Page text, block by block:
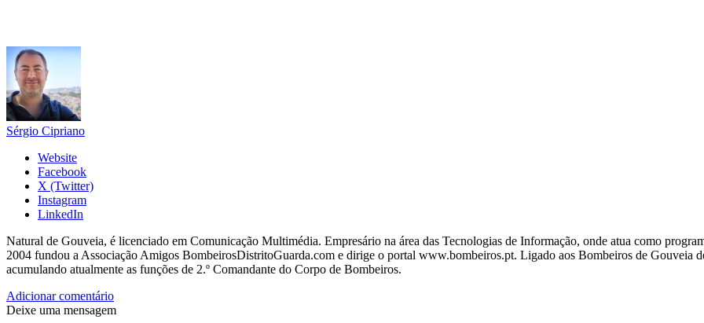
Sérgio Cipriano
Website
Facebook
X (Twitter)
Instagram
LinkedIn
Natural de Gouveia, é licenciado em Comunicação Multimédia. Empresário na área das Tecnologias de Informação, onde atua como
2004 fundou a Associação Amigos BombeirosDistritoGuarda.com e dirige o portal www.bombeiros.pt. Ligado aos Bombeiros de Gouveia
acumulando atualmente as funções de 2.º Comandante do Corpo de Bombeiros.
Adicionar comentário
Deixe uma mensagem